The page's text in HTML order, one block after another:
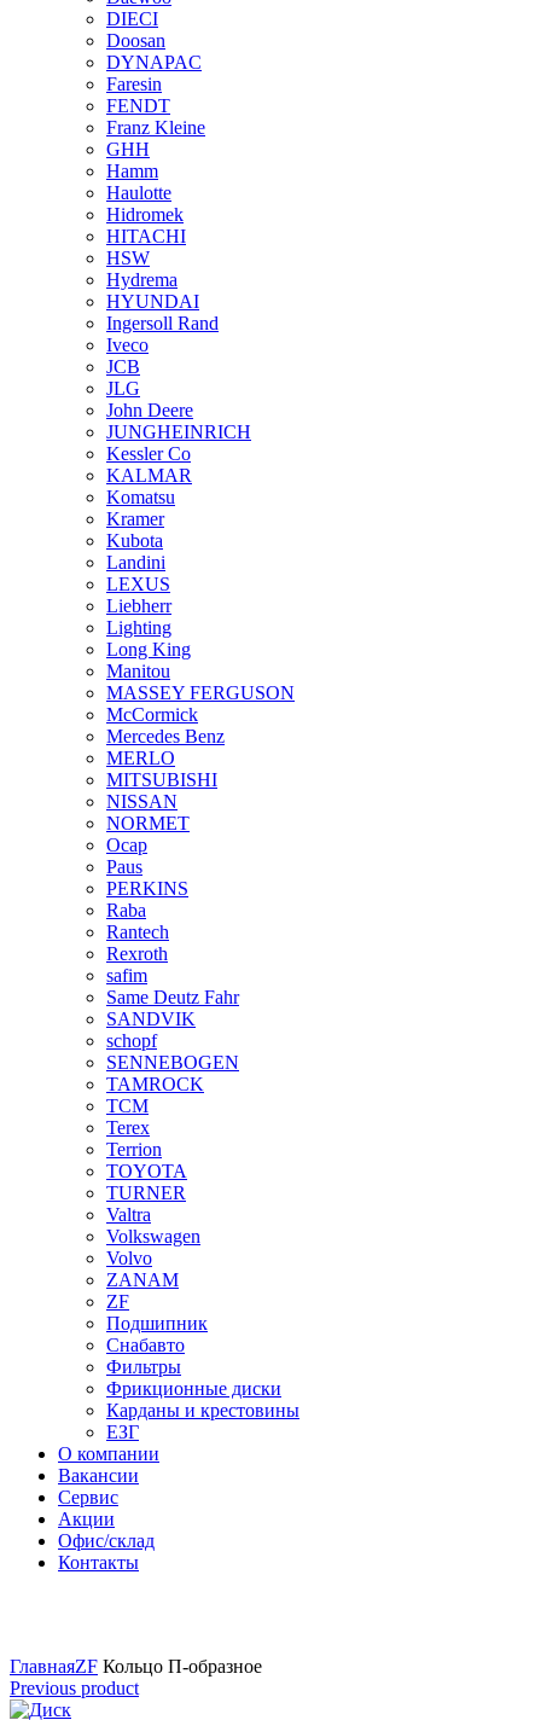
DIECI
Doosan
DYNAPAC
Faresin
FENDT
Franz Kleine
GHH
Hamm
Haulotte
Hidromek
HITACHI
HSW
Hydrema
HYUNDAI
Ingersoll Rand
Iveco
JCB
JLG
John Deere
JUNGHEINRICH
Kessler Co
KALMAR
Komatsu
Kramer
Kubota
Landini
LEXUS
Liebherr
Lighting
Long King
Manitou
MASSEY FERGUSON
McCormick
Mercedes Benz
MERLO
MITSUBISHI
NISSAN
NORMET
Ocap
Paus
PERKINS
Raba
Rantech
Rexroth
safim
Same Deutz Fahr
SANDVIK
schopf
SENNEBOGEN
TAMROCK
TCM
Terex
Terrion
TOYOTA
TURNER
Valtra
Volkswagen
Volvo
ZANAM
ZF
Подшипник
Снабавто
Фильтры
Фрикционные диски
Карданы и крестовины
ЕЗГ
О компании
Вакансии
Сервис
Акции
Офис/склад
Контакты
ГлавнаяZF Кольцо П-образное
Previous product